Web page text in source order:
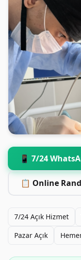
📱 7/24
📋 Online
7/24 Açık Hizmet
Pazar Açık